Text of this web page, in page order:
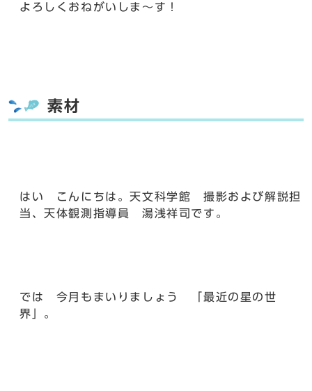
よろしくおねがいしま～す！
素材
はい こんにちは。天文科学館 撮影および解説担
当、天体観測指導員 湯浅祥司です。
では 今月もまいりましょう 「最近の星の世
界」。